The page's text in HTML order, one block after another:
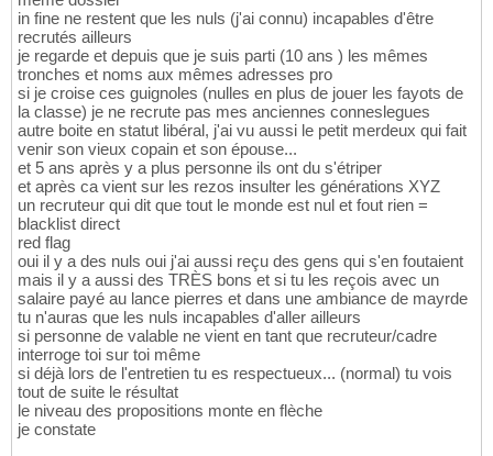
in fine ne restent que les nuls (j'ai connu) incapables d'être
recrutés ailleurs
je regarde et depuis que je suis parti (10 ans ) les mêmes
tronches et noms aux mêmes adresses pro
si je croise ces guignoles (nulles en plus de jouer les fayots de
la classe) je ne recrute pas mes anciennes conneslegues
autre boite en statut libéral, j'ai vu aussi le petit merdeux qui fait
venir son vieux copain et son épouse...
et 5 ans après y a plus personne ils ont du s'étriper
et après ca vient sur les rezos insulter les générations XYZ
un recruteur qui dit que tout le monde est nul et fout rien =
blacklist direct
red flag
oui il y a des nuls oui j'ai aussi reçu des gens qui s'en foutaient
mais il y a aussi des TRÈS bons et si tu les reçois avec un
salaire payé au lance pierres et dans une ambiance de mayrde
tu n'auras que les nuls incapables d'aller ailleurs
si personne de valable ne vient en tant que recruteur/cadre
interroge toi sur toi même
si déjà lors de l'entretien tu es respectueux... (normal) tu vois
tout de suite le résultat
le niveau des propositions monte en flèche
je constate